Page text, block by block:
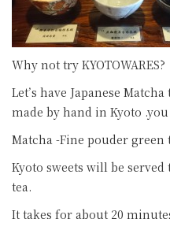
Why not try KYOTOWARES?
Let’s have Japanese
made by hand in Kyoto
Matcha -Fine pouder
Kyoto sweets will be
tea.
It takes for about 20